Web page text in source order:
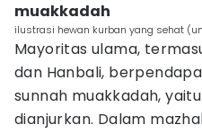
muakkadah
ilustrasi hewan kurban yang sehat
Mayoritas ulama,
dan Hanbali,
sunnah muakkadah,
dianjurkan. Dalam